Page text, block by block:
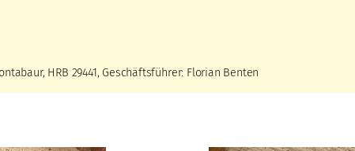
HRB 29441, Geschäftsführer: Florian Benten